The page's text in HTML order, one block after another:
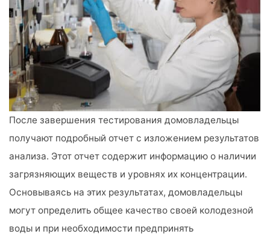
После завершения тестирования домовладельцы
получают подробный отчет с изложением результатов
анализа. Этот отчет содержит информацию о наличии
загрязняющих веществ и уровнях их концентрации.
Основываясь на этих результатах, домовладельцы
могут определить общее качество своей колодезной
воды и при необходимости предпринять